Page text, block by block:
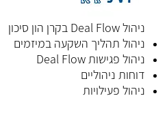
ניהול Deal Flow בקרן הון סיכון
ניהול תהליך השקעה במיזמים
ניהול פגישות Deal Flow
דוחות ניהוליים
ניהול פעילויות